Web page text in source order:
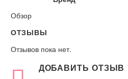
Обзор
ОТЗЫВЫ
Отзывов пока нет.
ДОБАВИТЬ ОТЗЫВ